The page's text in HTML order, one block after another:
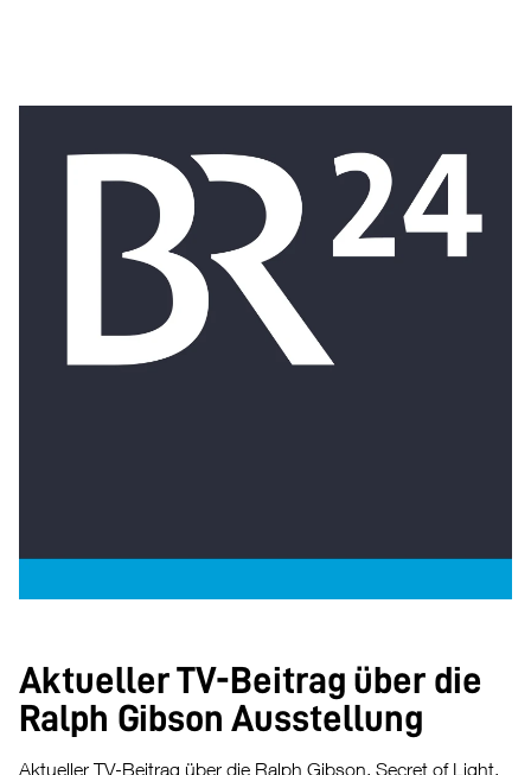
Aktueller TV-Beitrag über die
Ralph Gibson Ausstellung
Aktueller TV-Beitrag über die Ralph Gibson. Secret of Light.